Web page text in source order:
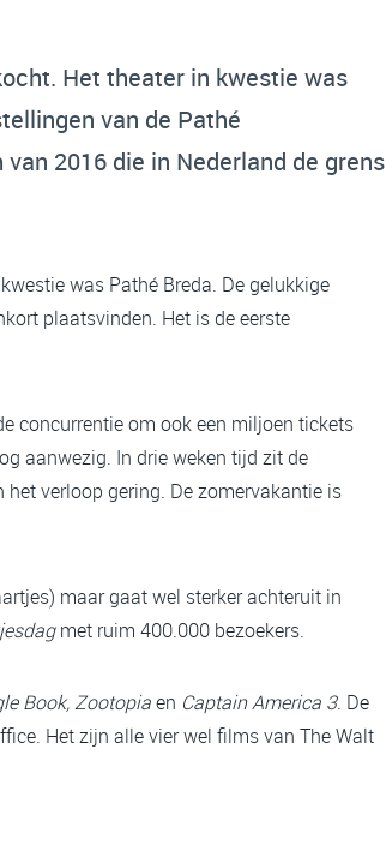
Het theater in kwestie was
van de Pathé
2016 die in Nederland de grens
was Pathé Breda. De gelukkige
plaatsvinden. Het is de eerste
concurrentie om ook een miljoen tickets
aanwezig. In drie weken tijd zit de
verloop gering. De zomervakantie is
maar gaat wel sterker achteruit in
met ruim 400.000 bezoekers.
Book, Zootopiaen Captain America 3. De
Het zijn alle vier wel films van The Walt